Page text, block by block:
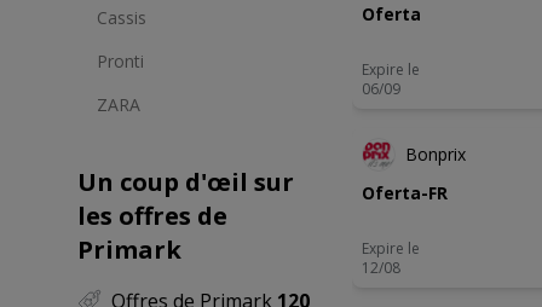
Cassis
Pronti
ZARA
Un coup d'œil sur
les offres de
Primark
Offres de Primark 120
Oferta
Expire le
06/09
Bonprix
Oferta-FR
Expire le
12/08